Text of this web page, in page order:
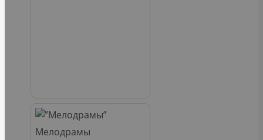
Мелодрамы